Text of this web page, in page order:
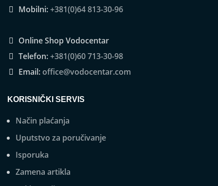
Mobilni:+381(0)64 813-30-96
Online Shop Vodocentar
Telefon:+381(0)60 713-30-98
Email:office@vodocentar.com
KORISNIČKI SERVIS
Način plaćanja
Uputstvo za poručivanje
Isporuka
Zamena artikla